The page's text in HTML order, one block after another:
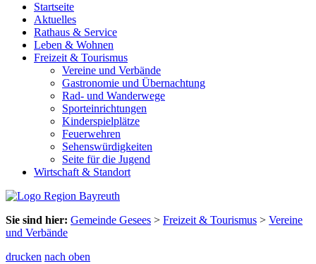
Startseite
Aktuelles
Rathaus & Service
Leben & Wohnen
Freizeit & Tourismus
Vereine und Verbände
Gastronomie und Übernachtung
Rad- und Wanderwege
Sporteinrichtungen
Kinderspielplätze
Feuerwehren
Sehenswürdigkeiten
Seite für die Jugend
Wirtschaft & Standort
Sie sind hier: Gemeinde Gesees > Freizeit & Tourismus > Vereine
und Verbände
drucken nach oben